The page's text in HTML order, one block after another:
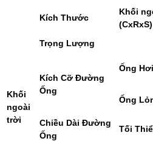
Khối
ngoài
trời
Kích Thước
Khối
(CxRxS)
Trọng Lượng
Kích Cỡ Đường
Ống
Ống Hơi
Ống
Chiều Dài Đường
Ống
Tối